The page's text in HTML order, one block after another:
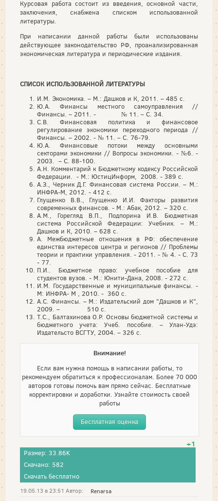
Курсовая работа состоит из введения, основной части,
заключения, снабжена списком использованной
литературы.
При написании данной работы были использованы
действующее законодательство РФ, проанализированная
экономическая литература и периодические издания.
СПИСОК ИСПОЛЬЗОВАННОЙ ЛИТЕРАТУРЫ
И.М. Экономика. – М.: Дашков и К, 2011. – 485 с.
Ю.А. Финансы местного самоуправления //
Финансы. – 2011. - № 11. – С. 34.
C.В. Финансовая политика и финансовое
регулирование экономики переходного периода //
Финансы. – 2002. - № 11. – С. 76-79.
Ю.А. Финансовые потоки между основными
секторами экономики // Вопросы экономики. - №6. -
2003. – С. 88-100.
А.Н. Комментарий к Бюджетному кодексу Российской
Федерации. - М.: ЮстицИнформ, 2008. - 389 с.
А.З., Черник Д.Г. Финансовая система России. – М.:
ИНФРА-М, 2012. - 412 с.
Глущенко В.В., Глущенко И.И. Факторы развития
современных финансов. - М.: Абак, 2012. – 320 с.
А.М., Горегляд В.П., Подпорина И.В. Бюджетная
система Российской Федерации: Учебник. – М.:
Дашков и К, 2010. – 628 с.
А. Межбюджетные отношения в РФ: обеспечение
единства интересов центра и регионов // Проблемы
теории и практики управления. - 2011. - № 4. - С. 73
- 77.
П.И.. Бюджетное право: учебное пособие для
студентов вузов. - М.: Юнити-Дана, 2008. - 272 с.
И.М. Государственные и муниципальные финансы. -
М: ИНФРА- М , 2010. - 360 с.
А.С. Финансы. – М.: Издательский дом "Дашков и К",
2009. – 510 с.
Т.С., Балтахинова О.Р. Основы бюджетной системы и
бюджетного учета: Учеб. пособие. – Улан-Удэ:
Издательсто ВСГТУ, 2004. – 326 с.
Внимание!
Если вам нужна помощь в написании работы, то
рекомендуем обратиться к профессионалам. Более 70 000
авторов готовы помочь вам прямо сейчас. Бесплатные
корректировки и доработки. Узнайте стоимость своей
работы
Бесплатная оценка
+1
Размер: 33.86K
Скачано: 582
Скачать бесплатно
19.05.13 в 23:51 Автор: Renarsa